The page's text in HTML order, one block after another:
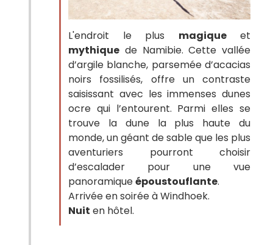
L'endroit le plus magiqueet
mythique de Namibie. Cette vallée
d’argile blanche, parsemée d’acacias
noirs fossilisés, offre un contraste
saisissant avec les immenses dunes
ocre qui l’entourent. Parmi elles se
trouve la dune la plus haute du
monde, un géant de sable que les plus
aventuriers pourront choisir
d’escalader pour une vue
panoramiqueépoustouflante.
Arrivée en soirée à Windhoek.
Nuit en hôtel.